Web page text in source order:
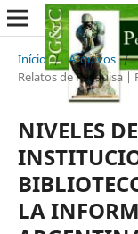
Início / Arquivos /
Relatos de Pesquisa |
NIVELES DE
LA